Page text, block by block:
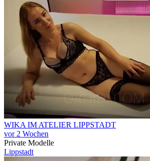
WIKA IM ATELIER LIPPSTADT
vor 2 Wochen
Private Modelle
Lippstadt